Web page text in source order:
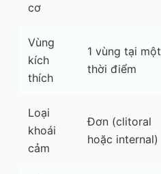
cơ
Vùng
kích
thích
1 vùng tại một
thời điểm
Loại
khoái
cảm
Đơn (clitoral
hoặc internal)